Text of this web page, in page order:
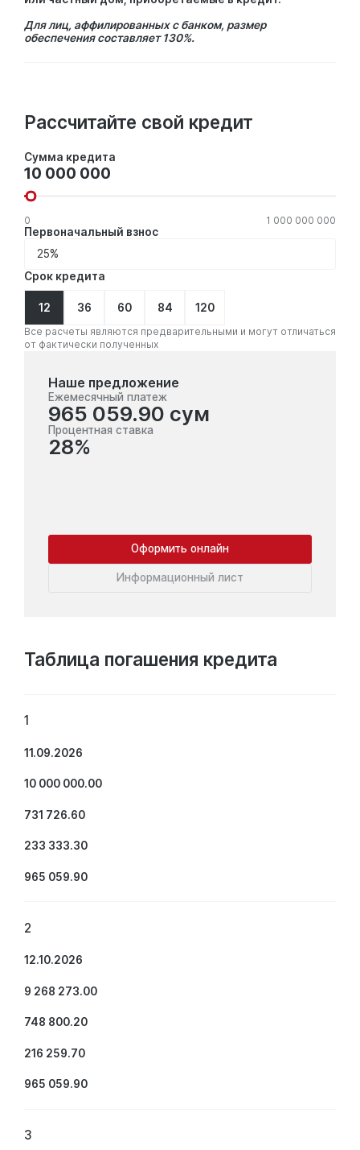
Для лиц, аффилированных с банком, размер
обеспечения составляет 130%.
Рассчитайте свой кредит
Сумма кредита
Сумма
кредита
0 1 000 000 000
Первоначальный взнос
Срок кредита
12 36 60 84 120
Все расчеты являются предварительными и могут отличаться
от фактически полученных
Наше предложение
Ежемесячный платеж
965 059.90 сум
Процентная ставка
28%
Оформить онлайн
Информационный лист
Таблица погашения кредита
1
11.09.2026
10 000 000.00
731 726.60
233 333.30
965 059.90
2
12.10.2026
9 268 273.00
748 800.20
216 259.70
965 059.90
3